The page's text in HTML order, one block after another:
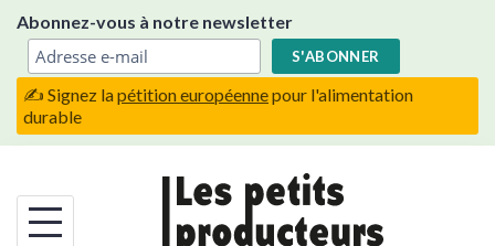
content
Abonnez-vous à notre newsletter
✍️ Signez lapétition européennepour l'alimentation
durable